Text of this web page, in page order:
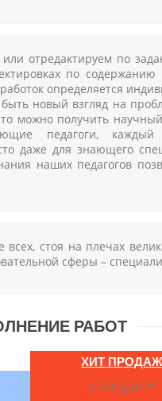
отредактируем по
по
определяется
новый взгляд на
можно получить
педагоги,
даже для знающего
наших педагогов
стоя на плечах
сферы –
РАБОТ
ХИТ ПРОДАЖ
СТАНДАРТ*